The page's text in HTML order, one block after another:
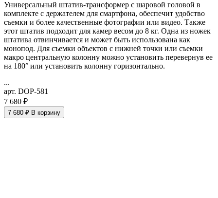
Универсальный штатив-трансформер с шаровой головой в
комплекте с держателем для смартфона, обеспечит удобство
съемки и более качественные фотографии или видео. Также
этот штатив подходит для камер весом до 8 кг. Одна из ножек
штатива отвинчивается и может быть использована как
монопод. Для съемки объектов с нижней точки или съемки
макро центральную колонну можно установить перевернув ее
на 180° или установить колонну горизонтально.
...
арт. DOP-581
7 680 ₽
7 680 ₽ В корзину